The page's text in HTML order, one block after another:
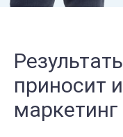
приносит
маркетинг